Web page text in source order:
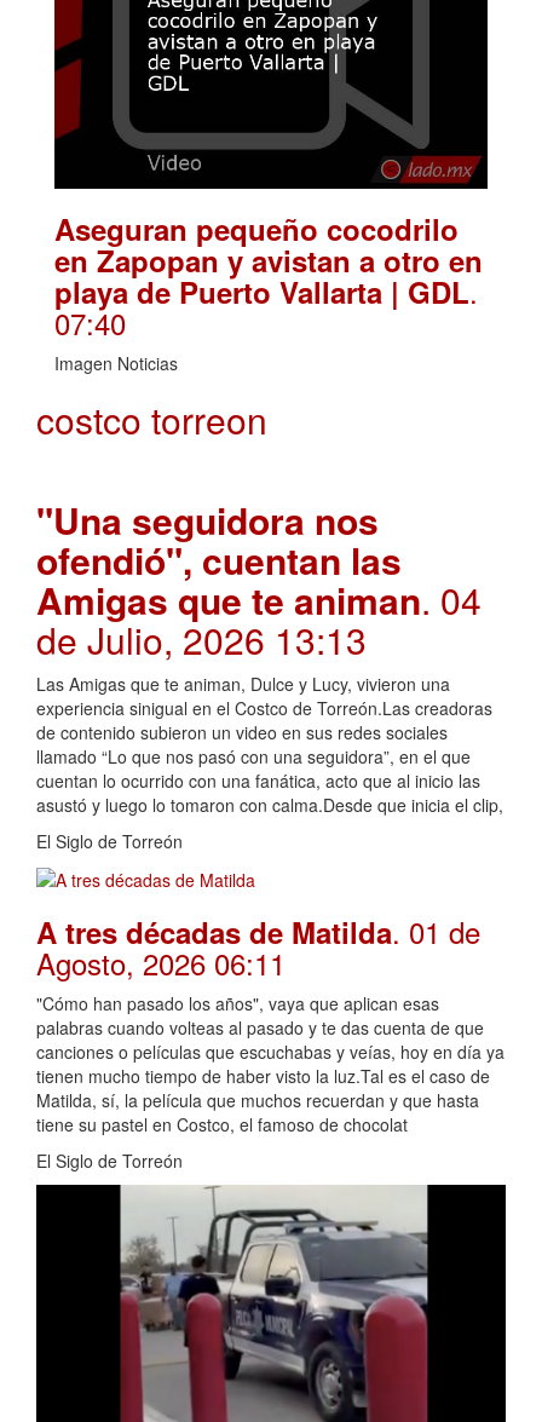
Aseguran pequeño cocodrilo
en Zapopan y avistan a otro en
playa de Puerto Vallarta | GDL.
07:40
Imagen Noticias
costco torreon
"Una seguidora nos
ofendió", cuentan las
Amigas que te animan. 04
de Julio, 2026 13:13
Las Amigas que te animan, Dulce y Lucy, vivieron una
experiencia sinigual en el Costco de Torreón.Las creadoras
de contenido subieron un video en sus redes sociales
llamado “Lo que nos pasó con una seguidora”, en el que
cuentan lo ocurrido con una fanática, acto que al inicio las
asustó y luego lo tomaron con calma.Desde que inicia el clip,
El Siglo de Torreón
A tres décadas de Matilda. 01 de
Agosto, 2026 06:11
"Cómo han pasado los años", vaya que aplican esas
palabras cuando volteas al pasado y te das cuenta de que
canciones o películas que escuchabas y veías, hoy en día ya
tienen mucho tiempo de haber visto la luz.Tal es el caso de
Matilda, sí, la película que muchos recuerdan y que hasta
tiene su pastel en Costco, el famoso de chocolat
El Siglo de Torreón